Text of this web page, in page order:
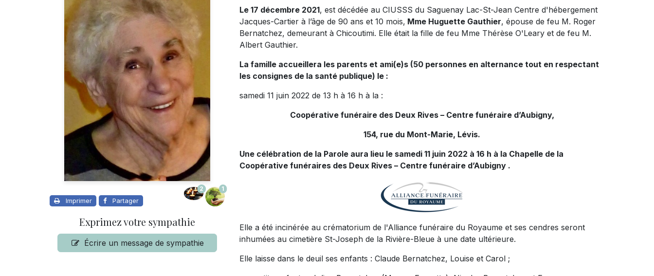
Imprimer Partager
2 1
Exprimez votre sympathie
Écrire un message de sympathie
Le 17 décembre 2021, est décédée au CIUSSS du Saguenay Lac-St-Jean Centre d'hébergement
Jacques-Cartier à l’âge de 90 ans et 10 mois, Mme Huguette Gauthier, épouse de feu M. Roger
Bernatchez, demeurant à Chicoutimi. Elle était la fille de feu Mme Thérèse O'Leary et de feu M.
Albert Gauthier.
La famille accueillera les parents et ami(e)s (50 personnes en alternance tout en respectant
les consignes de la santé publique) le :
samedi 11 juin 2022 de 13 h à 16 h à la :
Coopérative funéraire des Deux Rives – Centre funéraire d’Aubigny,
154, rue du Mont-Marie, Lévis.
Une célébration de la Parole aura lieu le samedi 11 juin 2022 à 16 h à la Chapelle de la
Coopérative funéraires des Deux Rives – Centre funéraire d’Aubigny .
Elle a été incinérée au crématorium de l'Alliance funéraire du Royaume et ses cendres seront
inhumées au cimetière St-Joseph de la Rivière-Bleue à une date ultérieure.
Elle laisse dans le deuil ses enfants : Claude Bernatchez, Louise et Carol ;